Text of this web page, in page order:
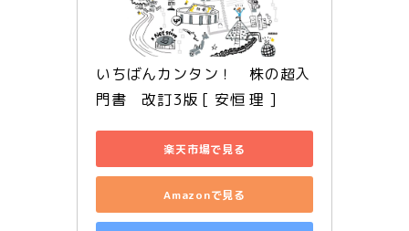
いちばんカンタン！　株の超入
門書　改訂3版 [ 安恒 理 ]
楽天市場で見る
Amazonで見る